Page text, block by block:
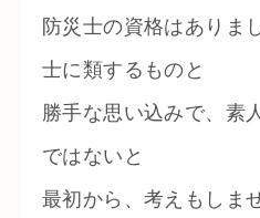
防災士の資格はありま
士に類するものと
勝手な思い込みで、素
ではないと
最初から、考えもしま